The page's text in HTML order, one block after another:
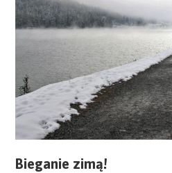
Bieganie zimą!